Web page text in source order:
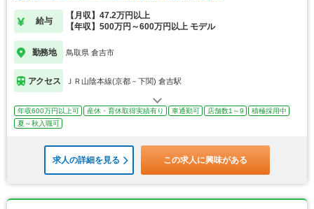
給与
【月収】47.2万円以上
【年収】500万円～600万円以上 モデル
勤務地 鳥取県 倉吉市
アクセス ＪＲ山陰本線(京都－下関) 倉吉駅
年収600万円以上可 産休・育休取得実績有り 車通勤可 店舗数1～9
積極採用中
夏～秋入職可
求人の詳細を見る この求人に興味がある